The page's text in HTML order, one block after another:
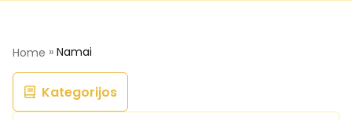
Home » Namai
Kategorijos